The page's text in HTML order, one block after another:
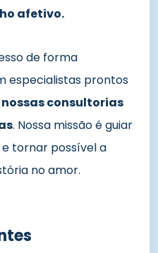
afetivo.
de forma
especialistas prontos
consultorias
. Nossa missão é guiar
tornar possível a
no amor.